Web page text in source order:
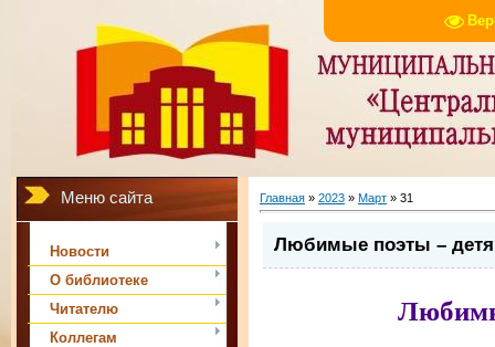
Меню сайта
Новости
О библиотеке
Читателю
Коллегам
Главная » 2023 » Март » 31
Любимые поэты –